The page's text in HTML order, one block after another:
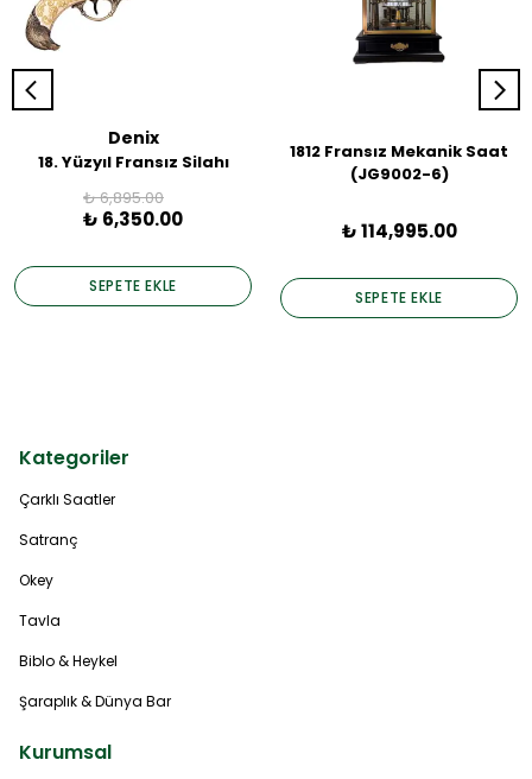
Denix
18. Yüzyıl Fransız Silahı
₺ 6,895.00
₺ 6,350.00
SEPETE EKLE
1812 Fransız Mekanik Saat
(JG9002-6)
₺ 114,995.00
SEPETE EKLE
Kategoriler
Çarklı Saatler
Satranç
Okey
Tavla
Biblo & Heykel
Şaraplık & Dünya Bar
Kurumsal